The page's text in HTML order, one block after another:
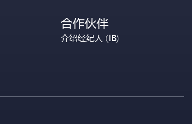
合作伙伴
介绍经纪人 (IB)